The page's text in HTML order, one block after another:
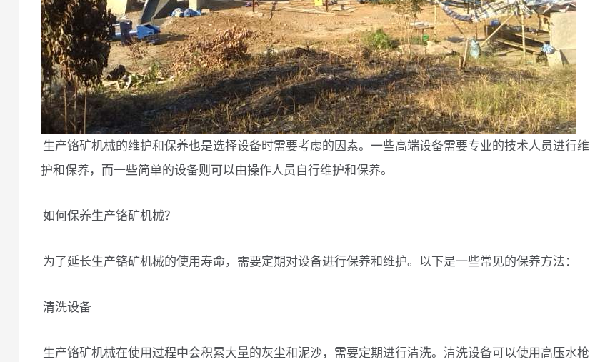
生产铬矿机械的维护和保养也是选择设备时需要考虑的因素。一些高端设备需要专业的技术人员进行维
护和保养，而一些简单的设备则可以由操作人员自行维护和保养。
如何保养生产铬矿机械？
为了延长生产铬矿机械的使用寿命，需要定期对设备进行保养和维护。以下是一些常见的保养方法：
清洗设备
生产铬矿机械在使用过程中会积累大量的灰尘和泥沙，需要定期进行清洗。清洗设备可以使用高压水枪